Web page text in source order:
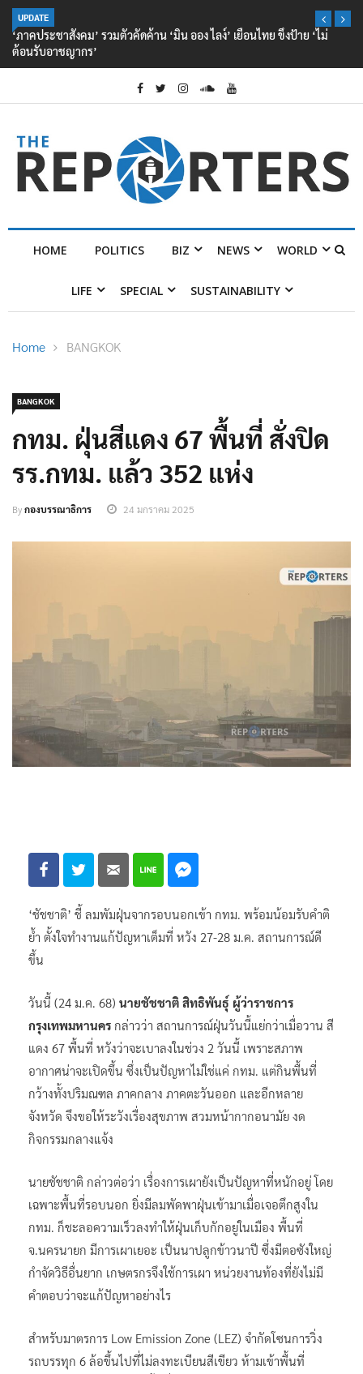
UPDATE
‘ภาคประชาสังคม’ รวมตัวคัดค้าน ‘มิน ออง ไลง์’ เยือนไทย ขึงป้าย ‘ไม่
ต้อนรับอาชญากร’
HOME POLITICS BIZ NEWS WORLD
LIFE SPECIAL SUSTAINABILITY
Home BANGKOK
BANGKOK
กทม.​ ฝุ่นสีแดง 67 พื้นที่​ สั่งปิด
รร.กทม. แล้ว 352 แห่ง​
Byกองบรรณาธิการ 24 มกราคม 2025
‘ชัชชาติ’ ชี้​ ลมพัมฝุ่นจากรอบนอกเข้า​ กทม.​ พร้อมน้อมรับคำติ
ย้ำ ตั้งใจทำงานแก้ปัญหาเต็มที่ หวัง​ 27-28​ ม.ค.​ สถานการณ์ดี
ขึ้น
วันนี้​ (24 ม.ค. 68) นายชัชชาติ สิทธิพันธุ์ ผู้ว่าราชการ
กรุงเทพมหานคร กล่าวว่า สถานการณ์ฝุ่นวันนี้แย่กว่าเมื่อวาน สี
แดง 67 พื้นที่ หวังว่าจะเบาลงในช่วง 2 วันนี้ เพราะสภาพ
อากาศน่าจะเปิดขึ้น ซึ่งเป็นปัญหาไม่ใช่แค่ กทม. แต่กินพื้นที่
กว้างทั้งปริมณฑล ภาคกลาง ภาคตะวันออก และอีกหลาย
จังหวัด​ จึงขอให้ระวังเรื่องสุขภาพ สวมหน้ากากอนามัย งด
กิจกรรมกลางแจ้ง
นายชัชชาติ​ กล่าวต่อว่า เรื่องการเผายังเป็นปัญหาที่หนักอยู่ โดย
เฉพาะพื้นที่รอบนอก ยิ่งมีลมพัดพาฝุ่นเข้ามาเมื่อเจอตึกสูงใน
กทม. ก็ชะลอความเร็วลงทำให้ฝุ่นเก็บกักอยู่ในเมือง​ พื้นที่
จ.นครนายก มีการเผาเยอะ เป็นนาปลูกข้าวนาปี ซึ่งมีตอซังใหญ่
กำจัดวิธีอื่นยาก เกษตรกรจึงใช้การเผา หน่วยงานท้องที่ยังไม่มี
คำตอบว่าจะแก้ปัญหาอย่างไร
สำหรับมาตรการ Low Emission Zone (LEZ) จำกัดโซนการวิ่ง
รถบรรทุก 6 ล้อขึ้นไปที่ไม่ลงทะเบียนสีเขียว ห้ามเข้าพื้นที่